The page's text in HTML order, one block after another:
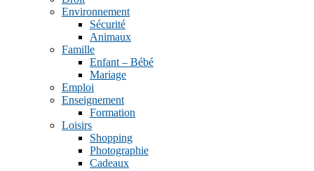
Environnement
Sécurité
Animaux
Famille
Enfant – Bébé
Mariage
Emploi
Enseignement
Formation
Loisirs
Shopping
Photographie
Cadeaux